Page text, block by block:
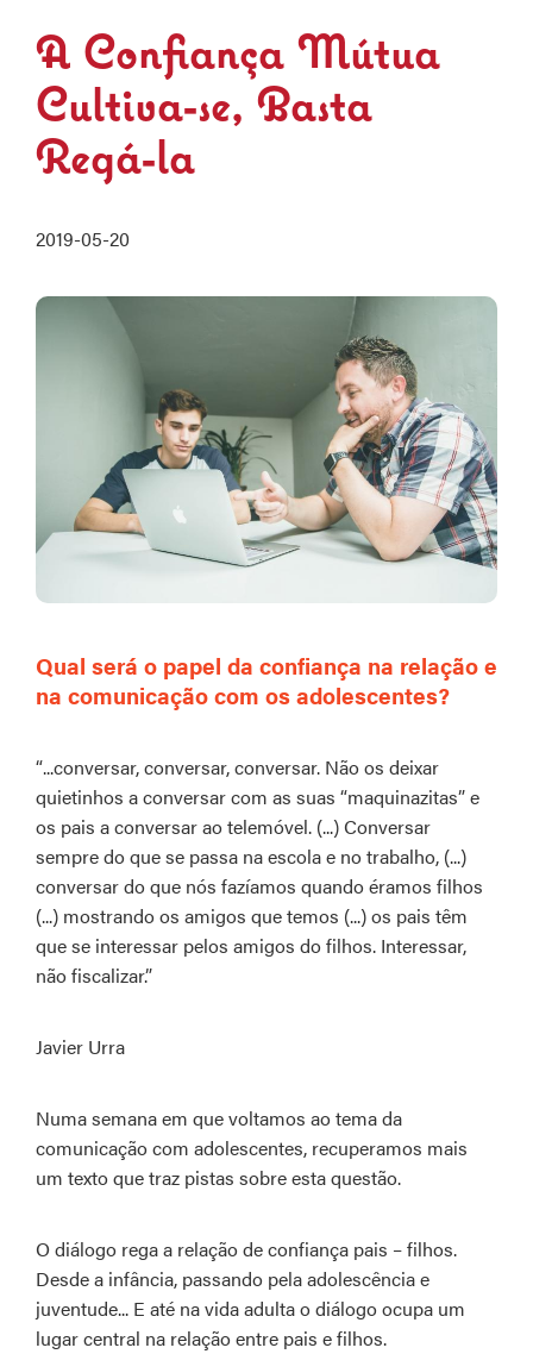
A Confiança Mútua
Cultiva-se, Basta
Regá-la
2019-05-20
Qual será o papel da confiança na relação e
na comunicação com os adolescentes?
“...conversar, conversar, conversar. Não os deixar
quietinhos a conversar com as suas “maquinazitas” e
os pais a conversar ao telemóvel. (...) Conversar
sempre do que se passa na escola e no trabalho, (...)
conversar do que nós fazíamos quando éramos filhos
(...) mostrando os amigos que temos (...) os pais têm
que se interessar pelos amigos do filhos. Interessar,
não fiscalizar.”
Javier Urra
Numa semana em que voltamos ao tema da
comunicação com adolescentes, recuperamos mais
um texto que traz pistas sobre esta questão.
O diálogo rega a relação de confiança pais – filhos.
Desde a infância, passando pela adolescência e
juventude... E até na vida adulta o diálogo ocupa um
lugar central na relação entre pais e filhos.